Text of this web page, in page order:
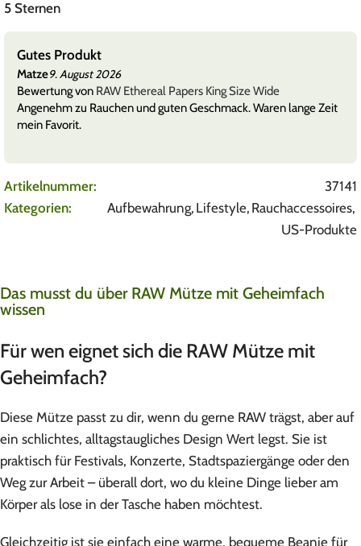
5 Sternen
Gutes Produkt
Matze9. August 2026
Bewertung von RAW Ethereal Papers King Size Wide
Angenehm zu Rauchen und guten Geschmack. Waren lange Zeit
mein Favorit.
Artikelnummer:
37141
Kategorien:
Aufbewahrung, Lifestyle, Rauchaccessoires,
US-Produkte
Das musst du über RAW Mütze mit Geheimfach
wissen
Für wen eignet sich die RAW Mütze mit
Geheimfach?
Diese Mütze passt zu dir, wenn du gerne RAW trägst, aber auf
ein schlichtes, alltagstaugliches Design Wert legst. Sie ist
praktisch für Festivals, Konzerte, Stadtspaziergänge oder den
Weg zur Arbeit – überall dort, wo du kleine Dinge lieber am
Körper als lose in der Tasche haben möchtest.
Gleichzeitig ist sie einfach eine warme, bequeme Beanie für